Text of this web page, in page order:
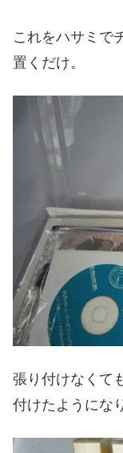
これをハサミで
置くだけ。
張り付けなくて
付けたようにな